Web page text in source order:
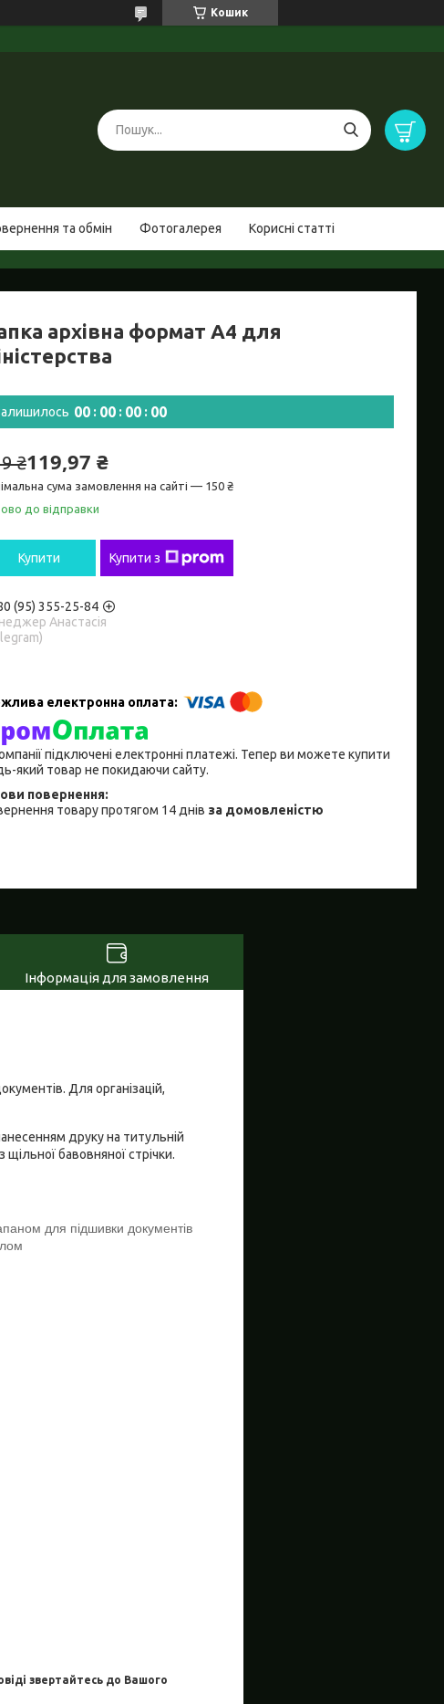
Кошик
та обмін Фотогалерея Корисні статті
архівна формат А4 для
00 00 00 00
₴119,97 ₴
сума замовлення на сайті — 150 ₴
до відправки
Купити Купити з
(95) 355-25-84
Анастасія
підключені електронні платежі. Тепер ви можете купити
який товар не покидаючи сайту.
товару протягом 14 днів за домовленістю
Інформація для замовлення
Для організацій,
друку на титульній
бавовняної стрічки.
для підшивки документів
звертайтесь до Вашого